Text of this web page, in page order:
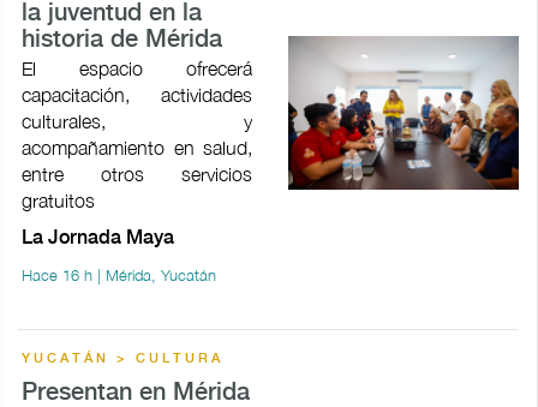
la juventud en la
historia de Mérida
El espacio ofrecerá
capacitación, actividades
culturales, y
acompañamiento en salud,
entre otros servicios
gratuitos
La Jornada Maya
Hace 16 h | Mérida, Yucatán
YUCATÁN > CULTURA
Presentan en Mérida